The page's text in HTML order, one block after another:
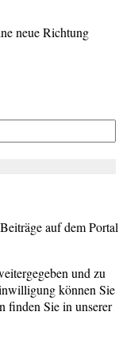
neue Richtung
auf dem Portal
und zu
können Sie
finden Sie in unserer